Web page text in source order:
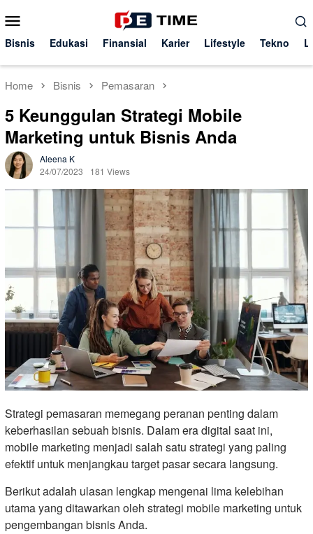
to
contentMenu
Bisnis Edukasi Finansial Karier Lifestyle Tekno
Home Bisnis Pemasaran
5 Keunggulan Strategi Mobile
Marketing untuk Bisnis Anda
Aleena K
24/07/2023
181 Views
Strategi pemasaran memegang peranan penting dalam
keberhasilan sebuah bisnis. Dalam era digital saat ini,
mobile marketing menjadi salah satu strategi yang paling
efektif untuk menjangkau target pasar secara langsung.
Berikut adalah ulasan lengkap mengenai lima kelebihan
utama yang ditawarkan oleh strategi mobile marketing untuk
pengembangan bisnis Anda.